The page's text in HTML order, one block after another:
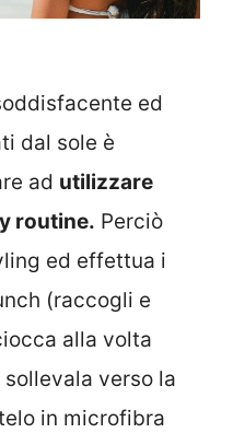
ed
dal sole è
ad utilizzare
routine. Perciò
ed effettua i
(raccogli e
alla volta
verso la
in microfibra